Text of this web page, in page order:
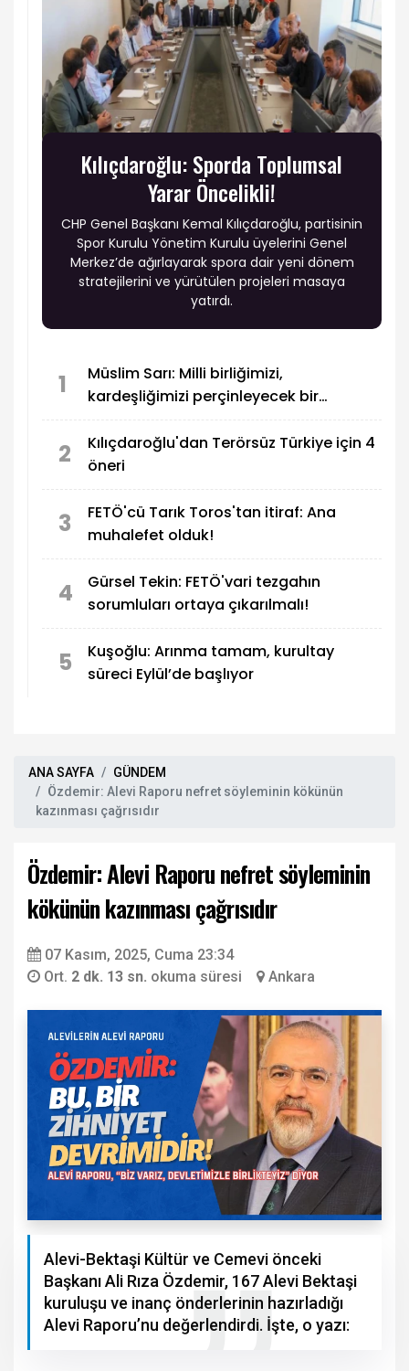
Kılıçdaroğlu: Sporda Toplumsal
Yarar Öncelikli!
CHP Genel Başkanı Kemal Kılıçdaroğlu, partisinin
Spor Kurulu Yönetim Kurulu üyelerini Genel
Merkez’de ağırlayarak spora dair yeni dönem
stratejilerini ve yürütülen projeleri masaya
yatırdı.
1
Müslim Sarı: Milli birliğimizi,
kardeşliğimizi perçinleyecek bir
2
Kılıçdaroğlu'dan Terörsüz Türkiye için 4
öneri
3
FETÖ'cü Tarık Toros'tan itiraf: Ana
muhalefet olduk!
4
Gürsel Tekin: FETÖ'vari tezgahın
sorumluları ortaya çıkarılmalı!
5
Kuşoğlu: Arınma tamam, kurultay
süreci Eylül’de başlıyor
ANA SAYFA
GÜNDEM
Özdemir: Alevi Raporu nefret söyleminin kökünün
kazınması çağrısıdır
Özdemir: Alevi Raporu nefret söyleminin
kökünün kazınması çağrısıdır
07 Kasım, 2025, Cuma 23:34
Ort. 2 dk. 13 sn. okuma süresi Ankara
Alevi-Bektaşi Kültür ve Cemevi önceki
Başkanı Ali Rıza Özdemir, 167 Alevi Bektaşi
kuruluşu ve inanç önderlerinin hazırladığı
Alevi Raporu’nu değerlendirdi. İşte, o yazı: